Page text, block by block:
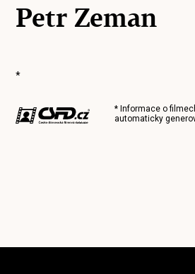
Petr Zeman
*
* Informace o
automaticky